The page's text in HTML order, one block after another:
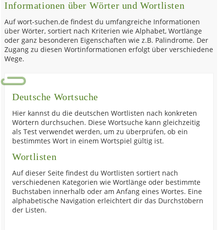
Informationen über Wörter und Wortlisten
Auf wort-suchen.de findest du umfangreiche Informationen
über Wörter, sortiert nach Kriterien wie Alphabet, Wortlänge
oder ganz besonderen Eigenschaften wie z.B. Palindrome. Der
Zugang zu diesen Wortinformationen erfolgt über verschiedene
Wege.
Deutsche Wortsuche
Hier kannst du die deutschen Wortlisten nach konkreten
Wörtern durchsuchen. Diese Wortsuche kann gleichzeitig
als Test verwendet werden, um zu überprüfen, ob ein
bestimmtes Wort in einem Wortspiel gültig ist.
Wortlisten
Auf dieser Seite findest du Wortlisten sortiert nach
verschiedenen Kategorien wie Wortlänge oder bestimmte
Buchstaben innerhalb oder am Anfang eines Wortes. Eine
alphabetische Navigation erleichtert dir das Durchstöbern
der Listen.